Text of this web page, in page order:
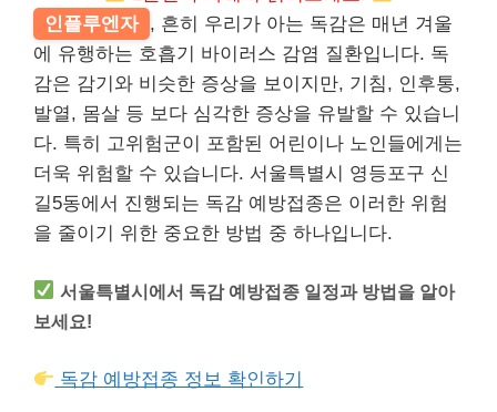
인플루엔자 , 흔히 우리가 아는 독감은 매년 겨울
에 유행하는 호흡기 바이러스 감염 질환입니다. 독
감은 감기와 비슷한 증상을 보이지만, 기침, 인후통,
발열, 몸살 등 보다 심각한 증상을 유발할 수 있습니
다. 특히 고위험군이 포함된 어린이나 노인들에게는
더욱 위험할 수 있습니다. 서울특별시 영등포구 신
길5동에서 진행되는 독감 예방접종은 이러한 위험
을 줄이기 위한 중요한 방법 중 하나입니다.
서울특별시에서 독감 예방접종 일정과 방법을 알아
보세요!
독감 예방접종 정보 확인하기